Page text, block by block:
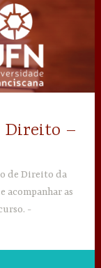
Direito –
de Direito da
acompanhar as